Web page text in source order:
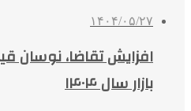
۱۴۰۴/۰۵/۲۷
افزایش تقاضا،
بازار سال ۱۴۰۴